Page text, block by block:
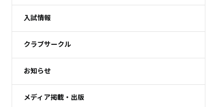
入試情報
クラブサークル
お知らせ
メディア掲載・出版